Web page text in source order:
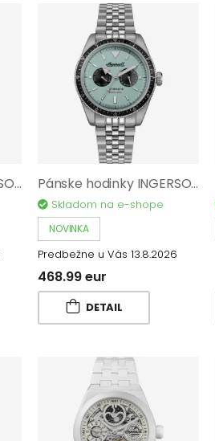
Pánske hodinky INGERSOLL The Maverick I17403 Pánske hodinky INGERSOLL The Outlaw I17202
Skladom na e-shope
NOVINKA
Predbežne u Vás 13.8.2026
468.99 eur
DETAIL